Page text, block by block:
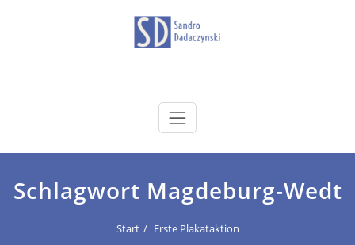
dadaczynski.de
Schlagwort Magdeburg-Wedt
Start Erste Plakataktion